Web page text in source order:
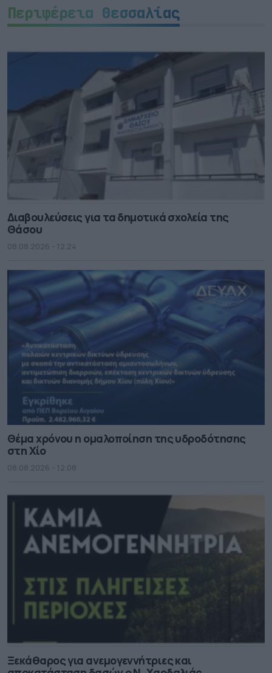
Περιφέρεια Θεσσαλίας
Διαβουλεύσεις για τα δημοτικά σχολεία της
Θάσου
08.08.2026 - 12.24
Θέμα χρόνου η ομαλοποίηση της υδροδότησης
στη Χίο
08.08.2026 - 12.08
Ξεκάθαρος για ανεμογεννήτριες και